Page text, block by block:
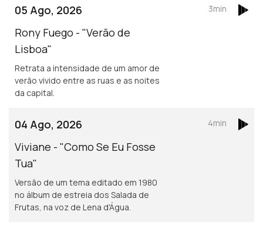
05 Ago, 2026
Rony Fuego - "Verão de
Lisboa"
Retrata a intensidade de um amor de
verão vivido entre as ruas e as noites
da capital.
3min
04 Ago, 2026
Viviane - "Como Se Eu Fosse
Tua"
Versão de um tema editado em 1980
no álbum de estreia dos Salada de
Frutas, na voz de Lena d'Água.
4min